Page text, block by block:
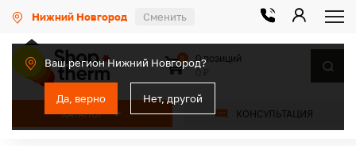
Нижний Новгород Сменить
Ваш регион Нижний Новгород?
Да, верно Нет, другой
КАТАЛОГ КОНСУЛЬТАЦИЯ
0
0 позиций